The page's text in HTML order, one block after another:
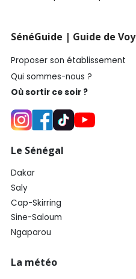
SénéGuide | Guide de
Proposer son établissement
Qui sommes-nous ?
Où sortir ce soir ?
Le Sénégal
Dakar
Saly
Cap-Skirring
Sine-Saloum
Ngaparou
La météo